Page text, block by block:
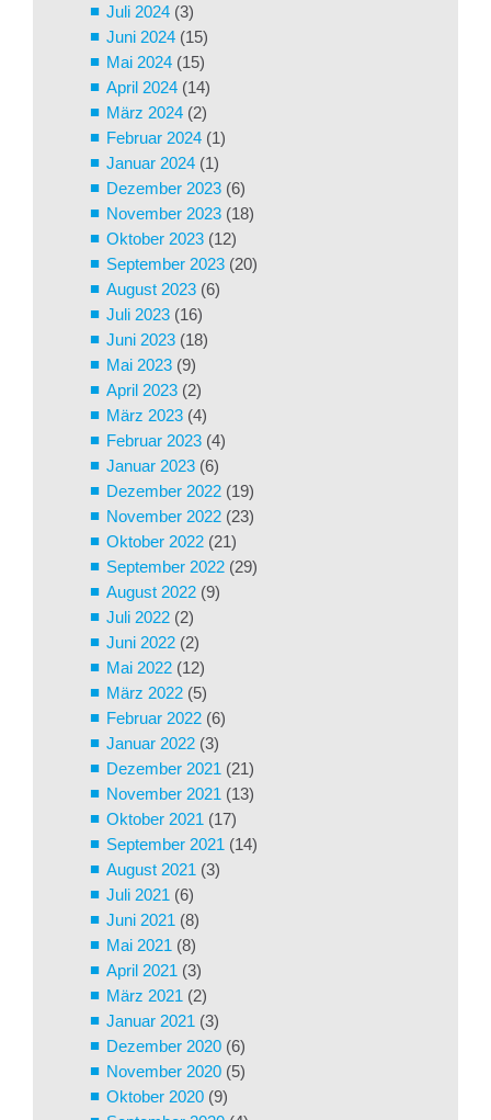
Juli 2024 (3)
Juni 2024 (15)
Mai 2024 (15)
April 2024 (14)
März 2024 (2)
Februar 2024 (1)
Januar 2024 (1)
Dezember 2023 (6)
November 2023 (18)
Oktober 2023 (12)
September 2023 (20)
August 2023 (6)
Juli 2023 (16)
Juni 2023 (18)
Mai 2023 (9)
April 2023 (2)
März 2023 (4)
Februar 2023 (4)
Januar 2023 (6)
Dezember 2022 (19)
November 2022 (23)
Oktober 2022 (21)
September 2022 (29)
August 2022 (9)
Juli 2022 (2)
Juni 2022 (2)
Mai 2022 (12)
März 2022 (5)
Februar 2022 (6)
Januar 2022 (3)
Dezember 2021 (21)
November 2021 (13)
Oktober 2021 (17)
September 2021 (14)
August 2021 (3)
Juli 2021 (6)
Juni 2021 (8)
Mai 2021 (8)
April 2021 (3)
März 2021 (2)
Januar 2021 (3)
Dezember 2020 (6)
November 2020 (5)
Oktober 2020 (9)